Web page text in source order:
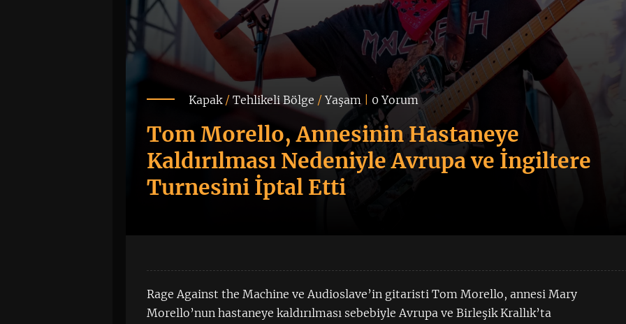
Kapak/Tehlikeli Bölge /Yaşam| 0 Yorum
Tom Morello, Annesinin Hastaneye
Kaldırılması Nedeniyle Avrupa ve İngiltere
Turnesini İptal Etti
Rage Against the Machine ve Audioslave’in gitaristi Tom Morello, annesi Mary
Morello’nun hastaneye kaldırılması sebebiyle Avrupa ve Birleşik Krallık’ta